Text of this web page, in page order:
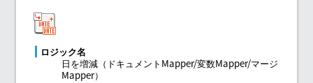
ロジック名
日を増減（ドキュメントMapper/変数Mapper/マージ
Mapper）